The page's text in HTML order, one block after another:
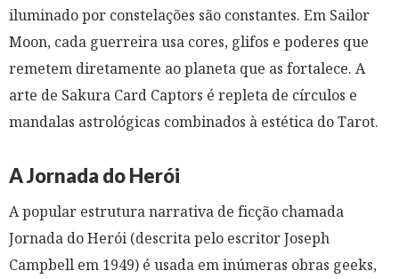
iluminado por constelações são constantes. Em Sailor
Moon, cada guerreira usa cores, glifos e poderes que
remetem diretamente ao planeta que as fortalece. A
arte de Sakura Card Captors é repleta de círculos e
mandalas astrológicas combinados à estética do Tarot.
A Jornada do Herói
A popular estrutura narrativa de ficção chamada
Jornada do Herói (descrita pelo escritor Joseph
Campbell em 1949) é usada em inúmeras obras geeks,